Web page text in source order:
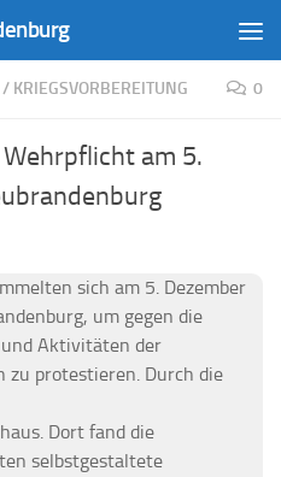
/ KRIEGSVORBEREITUNG 0
am 5.
sich am 5. Dezember
um gegen die
Aktivitäten der
zu protestieren. Durch die
Dort fand die
selbstgestaltete